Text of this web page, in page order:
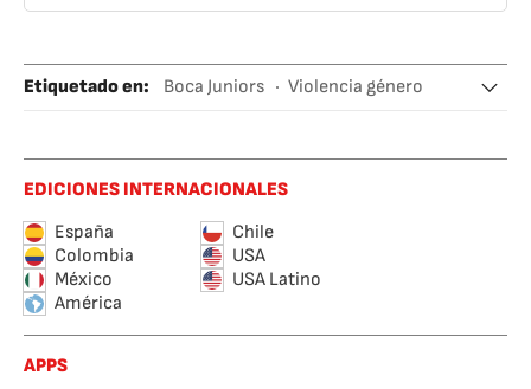
Etiquetado en: Boca Juniors
Violencia género
Selección colombiana fútbol
Liga Profesional de Fútbol (LPF)
EDICIONES INTERNACIONALES
España
Chile
Colombia
USA
México
USA Latino
América
APPS